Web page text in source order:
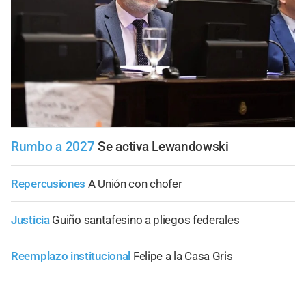
Rumbo a 2027 Se activa Lewandowski
Repercusiones A Unión con chofer
Justicia Guiño santafesino a pliegos federales
Reemplazo institucional Felipe a la Casa Gris